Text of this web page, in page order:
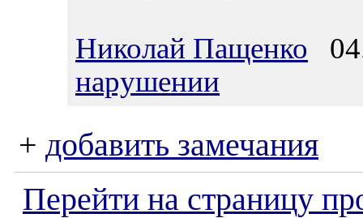
Николай Пащенко
нарушении
+ добавить замечания
Перейти на страницу